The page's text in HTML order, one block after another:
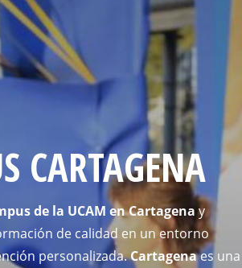
CARTAGENA
de la UCAM en Cartagena y
de calidad en un entorno
personalizada.Cartagenaes una